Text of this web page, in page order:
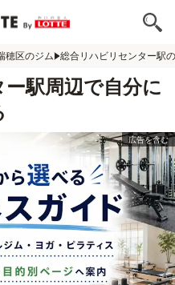
穂区のジム 総合リハビリセンター駅
駅周辺で自分に